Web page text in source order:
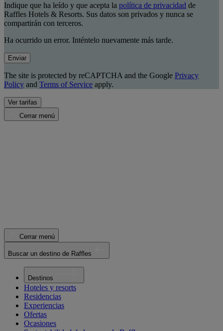
Indique que ha leído y que acepta la política de privacidad de
Raffles Hotels & Resorts. Sus datos son privados y nunca se
compartirán con terceros.
Ha ocurrido un error. Inténtelo nuevamente más tarde.
Enviar
The site is protected by reCAPTCHA and the Google Privacy
Policy and Terms of Service apply.
Ver tarifas
Cerrar menú
Cerrar menú
Buscar un destino de Raffles
Destinos
Hoteles y resorts
Residencias
Experiencias
Ofertas
Ocasiones